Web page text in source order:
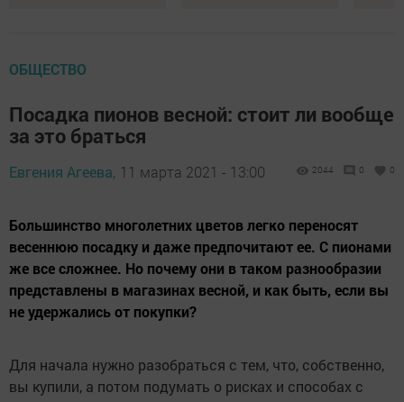
ОБЩЕСТВО
Посадка пионов весной: стоит ли вообще
за это браться
Евгения Агеева, 11 марта 2021 - 13:00 2044 0 0
Большинство многолетних цветов легко переносят
весеннюю посадку и даже предпочитают ее. С пионами
же все сложнее. Но почему они в таком разнообразии
представлены в магазинах весной, и как быть, если вы
не удержались от покупки?
Для начала нужно разобраться с тем, что, собственно,
вы купили, а потом подумать о рисках и способах с